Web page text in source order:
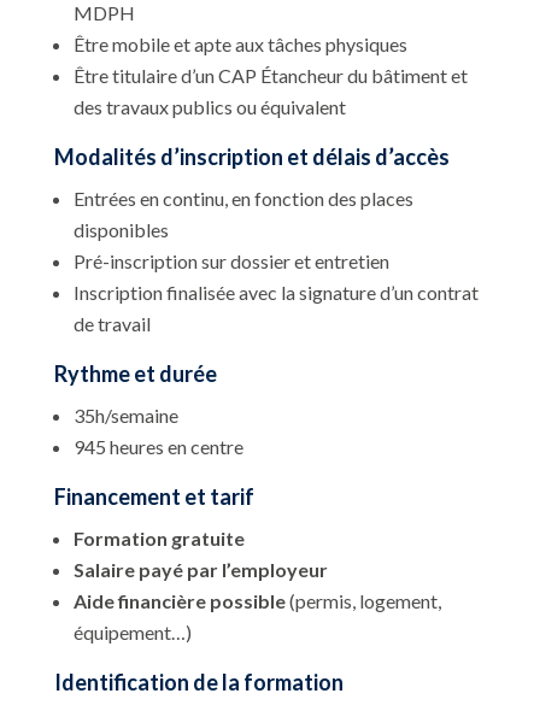
MDPH
Être mobile et apte aux tâches physiques
Être titulaire d’un CAP Étancheur du bâtiment et
des travaux publics ou équivalent
Modalités d’inscription et délais d’accès
Entrées en continu, en fonction des places
disponibles
Pré-inscription sur dossier et entretien
Inscription finalisée avec la signature d’un contrat
de travail
Rythme et durée
35h/semaine
945 heures en centre
Financement et tarif
Formation gratuite
Salaire payé par l’employeur
Aide financière possible(permis, logement,
équipement…)
Identification de la formation